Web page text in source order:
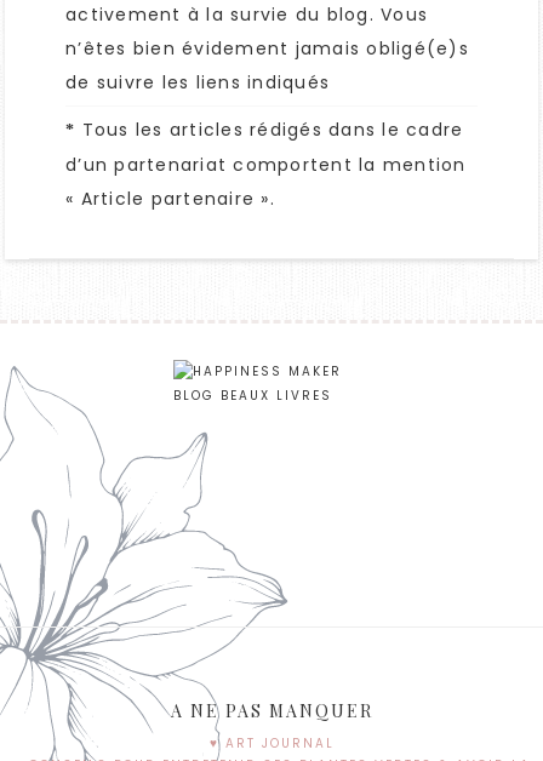
activement à la survie du blog. Vous
n’êtes bien évidement jamais obligé(e)s
de suivre les liens indiqués
* Tous les articles rédigés dans le cadre
d’un partenariat comportent la mention
« Article partenaire ».
A NE PAS MANQUER
♥ ART JOURNAL